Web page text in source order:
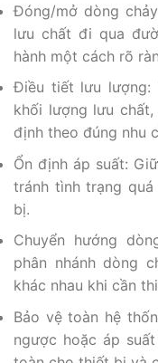
Đóng/mở dòng
lưu chất đi qua
hành một cách rõ
Điều tiết lưu lượng:
khối lượng lưu
định theo đúng nhu
Ổn định áp suất:
tránh tình trạng
bị.
Chuyển hướng
phân nhánh dòng
khác nhau khi cần
Bảo vệ toàn hệ
ngược hoặc áp